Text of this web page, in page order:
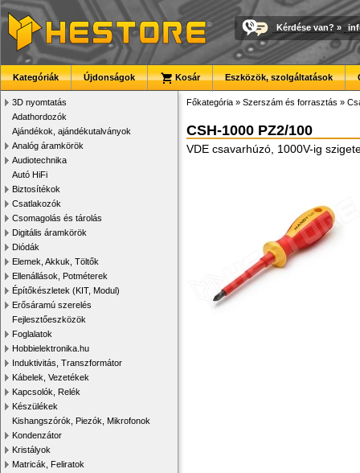
Kérdése van? »
Kategóriák Újdonságok Kosár Eszközök, szolgáltatások
3D nyomtatás
Adathordozók
Ajándékok, ajándékutalványok
Analóg áramkörök
Audiotechnika
Autó HiFi
Biztosítékok
Csatlakozók
Csomagolás és tárolás
Digitális áramkörök
Diódák
Elemek, Akkuk, Töltők
Ellenállások, Potméterek
Építőkészletek (KIT, Modul)
Erősáramú szerelés
Fejlesztőeszközök
Foglalatok
Hobbielektronika.hu
Induktivitás, Transzformátor
Kábelek, Vezetékek
Kapcsolók, Relék
Készülékek
Kishangszórók, Piezók, Mikrofonok
Kondenzátor
Kristályok
Matricák, Feliratok
Főkategória » Szerszám és forrasztás »
CSH-1000 PZ2/100
VDE csavarhúzó, 1000V-ig